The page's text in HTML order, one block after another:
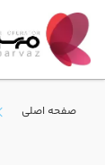
صفحه اصلی